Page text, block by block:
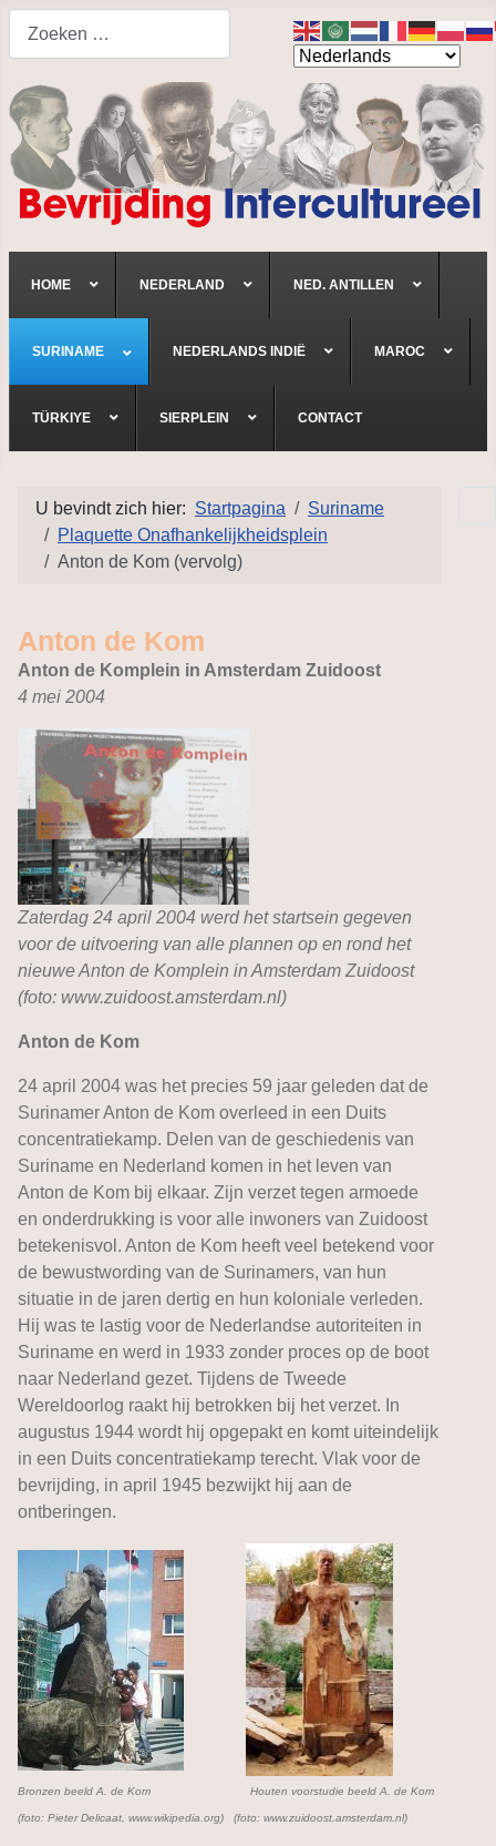
HOME NEDERLAND NED. ANTILLEN
SURINAME NEDERLANDS INDIË MAROC
TÜRKIYE SIERPLEIN CONTACT
U bevindt zich hier: Startpagina
Suriname
Plaquette Onafhankelijkheidsplein
Anton de Kom (vervolg)
Anton de Kom
Anton de Komplein in Amsterdam Zuidoost
4 mei 2004
Zaterdag 24 april 2004 werd het startsein gegeven
voor de uitvoering van alle plannen op en rond het
nieuwe Anton de Komplein in Amsterdam Zuidoost
(foto: www.zuidoost.amsterdam.nl)
Anton de Kom
24 april 2004 was het precies 59 jaar geleden dat de
Surinamer Anton de Kom overleed in een Duits
concentratiekamp. Delen van de geschiedenis van
Suriname en Nederland komen in het leven van
Anton de Kom bij elkaar. Zijn verzet tegen armoede
en onderdrukking is voor alle inwoners van Zuidoost
betekenisvol. Anton de Kom heeft veel betekend voor
de bewustwording van de Surinamers, van hun
situatie in de jaren dertig en hun koloniale verleden.
Hij was te lastig voor de Nederlandse autoriteiten in
Suriname en werd in 1933 zonder proces op de boot
naar Nederland gezet. Tijdens de Tweede
Wereldoorlog raakt hij betrokken bij het verzet. In
augustus 1944 wordt hij opgepakt en komt uiteindelijk
in een Duits concentratiekamp terecht. Vlak voor de
bevrijding, in april 1945 bezwijkt hij aan de
ontberingen.
Bronzen beeld A. de Kom Houten voorstudie beeld A. de Kom
(foto: Pieter Delicaat, www.wikipedia.org) (foto: www.zuidoost.amsterdam.nl)